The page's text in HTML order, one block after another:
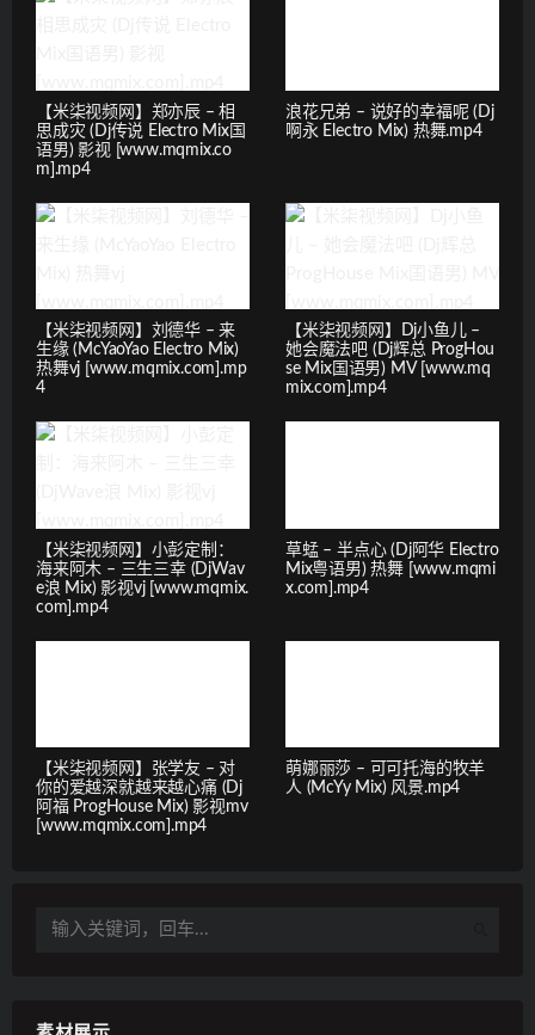
【米柒视频网】郑亦辰 – 相
思成灾 (Dj传说 Electro Mix国
语男) 影视 [www.mqmix.co
m].mp4
浪花兄弟 – 说好的幸福呢 (Dj
啊永 Electro Mix) 热舞.mp4
【米柒视频网】刘德华 – 来
生缘 (McYaoYao Electro Mix)
热舞vj [www.mqmix.com].mp
4
【米柒视频网】Dj小鱼儿 –
她会魔法吧 (Dj辉总 ProgHou
se Mix国语男) MV [www.mq
mix.com].mp4
【米柒视频网】小彭定制：
海来阿木 – 三生三幸 (DjWav
e浪 Mix) 影视vj [www.mqmix.
com].mp4
草蜢 – 半点心 (Dj阿华 Electro
Mix粤语男) 热舞 [www.mqmi
x.com].mp4
【米柒视频网】张学友 – 对
你的爱越深就越来越心痛 (Dj
阿福 ProgHouse Mix) 影视mv
[www.mqmix.com].mp4
萌娜丽莎 – 可可托海的牧羊
人 (McYy Mix) 风景.mp4